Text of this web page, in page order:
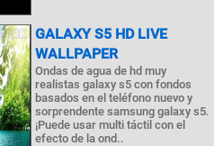
GALAXY S5 HD LIVE
WALLPAPER
Ondas de agua de hd muy
realistas galaxy s5 con fondos
basados en el teléfono nuevo y
sorprendente samsung galaxy s5.
¡Puede usar multi táctil con el
efecto de la ond..